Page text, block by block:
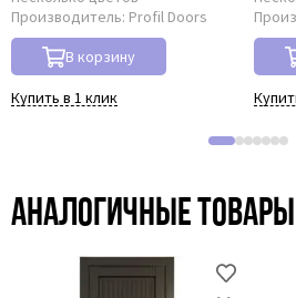
Производитель: Profil Doors
В корзину
Купить в 1 клик
Аналогичные товары